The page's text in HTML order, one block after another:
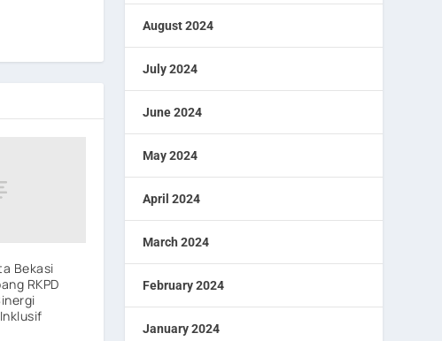
Bekasi
RKPD
August 2024
July 2024
June 2024
May 2024
April 2024
March 2024
February 2024
January 2024